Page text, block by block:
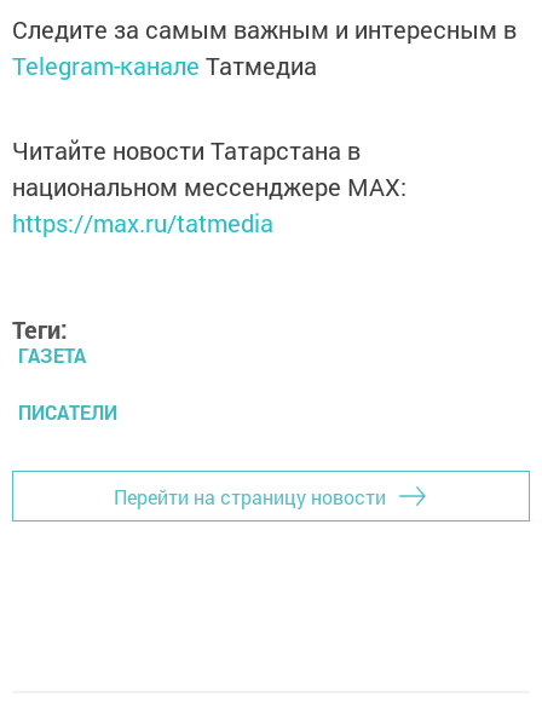
Следите за самым важным и интересным в
Telegram-канале Татмедиа
Читайте новости Татарстана в
национальном мессенджере MАХ:
https://max.ru/tatmedia
Теги:
ГАЗЕТА
ПИСАТЕЛИ
Перейти на страницу новости